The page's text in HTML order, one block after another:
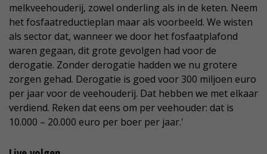
melkveehouderij, zowel onderling als in de keten. Neem
het fosfaatreductieplan maar als voorbeeld. We wisten
als sector dat, wanneer we door het fosfaatplafond
waren gegaan, dit grote gevolgen had voor de
derogatie. Zonder derogatie hadden we nu grotere
zorgen gehad. Derogatie is goed voor 300 miljoen euro
per jaar voor de veehouderij. Dat hebben we met elkaar
verdiend. Reken dat eens om per veehouder: dat is
10.000 – 20.000 euro per boer per jaar.'